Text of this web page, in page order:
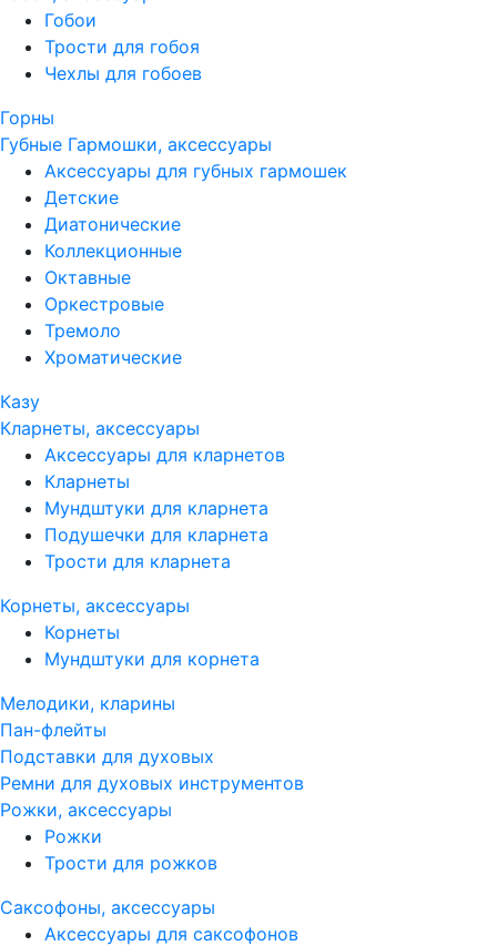
Гобои
Трости для гобоя
Чехлы для гобоев
Горны
Губные Гармошки, аксессуары
Аксессуары для губных гармошек
Детские
Диатонические
Коллекционные
Октавные
Оркестровые
Тремоло
Хроматические
Казу
Кларнеты, аксессуары
Аксессуары для кларнетов
Кларнеты
Мундштуки для кларнета
Подушечки для кларнета
Трости для кларнета
Корнеты, аксессуары
Корнеты
Мундштуки для корнета
Мелодики, кларины
Пан-флейты
Подставки для духовых
Ремни для духовых инструментов
Рожки, аксессуары
Рожки
Трости для рожков
Саксофоны, аксессуары
Аксессуары для саксофонов